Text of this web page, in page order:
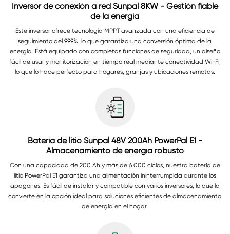
Inversor de conexión a red Sunpal 8KW - Gestión fiable
de la energía
Este inversor ofrece tecnología MPPT avanzada con una eficiencia de
seguimiento del 99,9%, lo que garantiza una conversión óptima de la
energía. Está equipado con completas funciones de seguridad, un diseño
fácil de usar y monitorización en tiempo real mediante conectividad Wi-Fi,
lo que lo hace perfecto para hogares, granjas y ubicaciones remotas.
Batería de litio Sunpal 48V 200Ah PowerPal E1 -
Almacenamiento de energía robusto
Con una capacidad de 200 Ah y más de 6.000 ciclos, nuestra batería de
litio PowerPal E1 garantiza una alimentación ininterrumpida durante los
apagones. Es fácil de instalar y compatible con varios inversores, lo que la
convierte en la opción ideal para soluciones eficientes de almacenamiento
de energía en el hogar.